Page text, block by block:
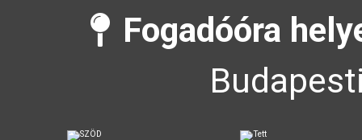
Fogadóóra